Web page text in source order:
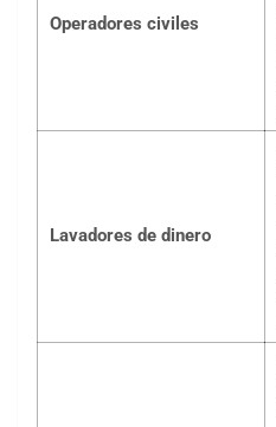
Operadores civiles
Lavadores de dinero